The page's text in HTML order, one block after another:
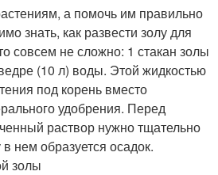
а помочь им правильно
знать, как развести золу для
совсем не сложно: 1 стакан золы
(10 л) воды. Этой жидкостью
под корень вместо
удобрения. Перед
раствор нужно тщательно
в нем образуется осадок.
золы